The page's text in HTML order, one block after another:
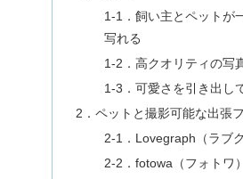
1‐1．飼い主とペットが
写れる
1‐2．高クオリティの写
1‐3．可愛さを引き出し
2．ペットと撮影可能な出張
2‐1．Lovegraph（ラブグ
2‐2．fotowa（フォトワ）